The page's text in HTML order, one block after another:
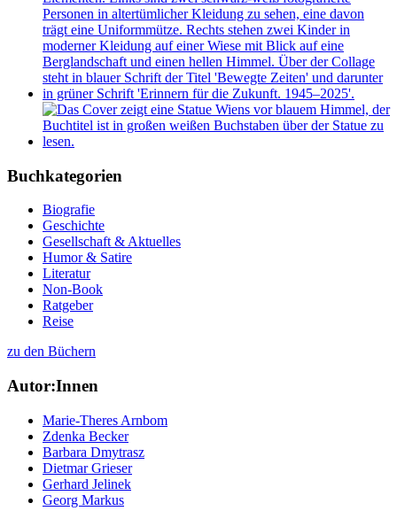
Buchkategorien
Biografie
Geschichte
Gesellschaft & Aktuelles
Humor & Satire
Literatur
Non-Book
Ratgeber
Reise
zu den Büchern
Autor:Innen
Marie-Theres Arnbom
Zdenka Becker
Barbara Dmytrasz
Dietmar Grieser
Gerhard Jelinek
Georg Markus